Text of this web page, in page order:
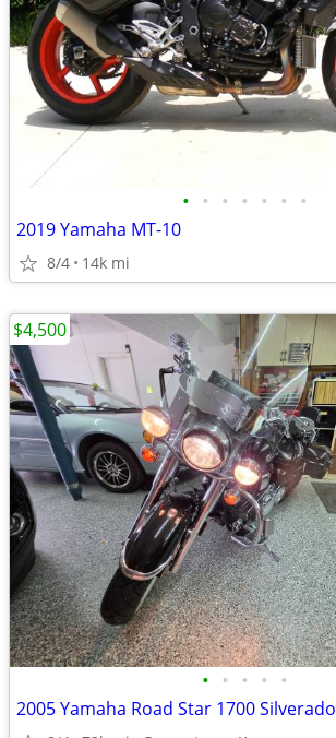
• • • • • • •
2019 Yamaha MT-10
8/4 14k mi
• • • • •
2005 Yamaha Road Star 1700 Silverado
$4,500